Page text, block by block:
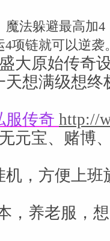
魔法躲避最高加
项链就可以逆袭
大原始传奇
想满级想终
服传奇 http://
元宝、赌博
，方便上班
，养老服，